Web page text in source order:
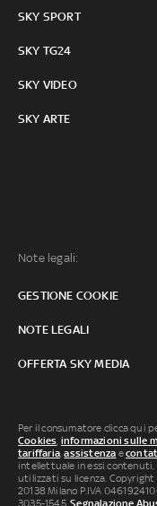
SKY SPORT
SKY TG24
SKY VIDEO
SKY ARTE
Note legali:
GESTIONE COOKIE
NOTE LEGALI
OFFERTA SKY MEDIA
Per il consumatore clicca qui
Cookies, informazioni sulle
tariffaria,assistenza e
intellettuale in essi contenuti,
utilizzati su licenza. Copyright
20138 Milano P.IVA
3035-1545.Segnalazione